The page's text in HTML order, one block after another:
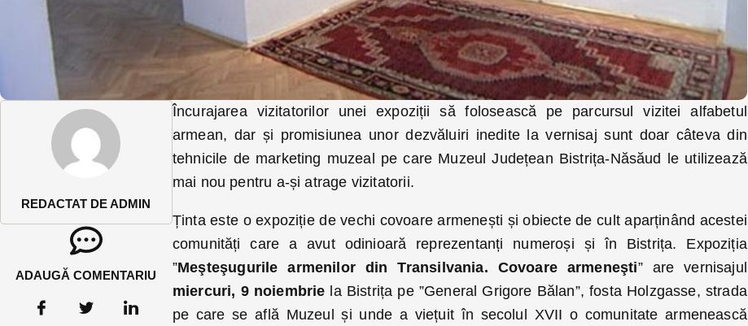
REDACTAT DE ADMIN
ADAUGĂ COMENTARIU
Încurajarea vizitatorilor unei expoziții să folosească pe parcursul vizitei alfabetul
armean, dar și promisiunea unor dezvăluiri inedite la vernisaj sunt doar câteva din
tehnicile de marketing muzeal pe care Muzeul Județean Bistrița-Năsăud le utilizează
mai nou pentru a-și atrage vizitatorii.
Ținta este o expoziție de vechi covoare armenești și obiecte de cult aparținând acestei
comunități care a avut odinioară reprezentanți numeroși și în Bistrița. Expoziția
”Meşteşugurile armenilor din Transilvania. Covoare armeneşti” are vernisajul
miercuri, 9 noiembrie la Bistrița pe ”General Grigore Bălan”, fosta Holzgasse, strada
pe care se află Muzeul și unde a viețuit în secolul XVII o comunitate armenească